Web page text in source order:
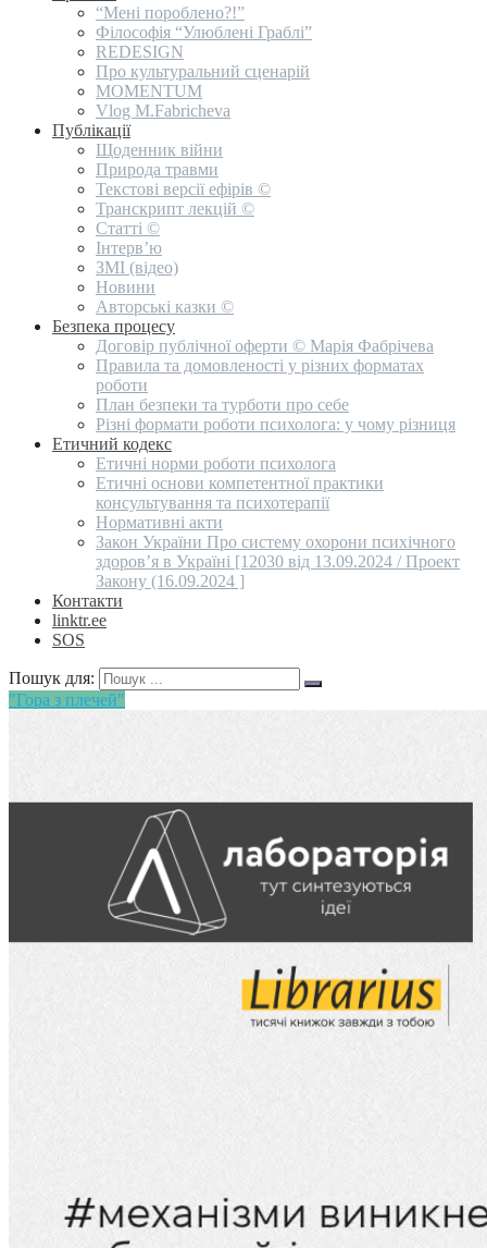
“Мені пороблено?!”
Філософія “Улюблені Граблі”
REDESIGN
Про культуральний сценарій
MOMENTUM
Vlog M.Fabricheva
Публікації
Щоденник війни
Природа травми
Текстові версії ефірів ©
Транскрипт лекцій ©
Статті ©
Інтерв’ю
ЗМІ (відео)
Новини
Авторські казки ©
Безпека процесу
Договір публічної оферти © Марія Фабрічева
Правила та домовленості у різних форматах
роботи
План безпеки та турботи про себе
Різні формати роботи психолога: у чому різниця
Етичний кодекс
Етичні норми роботи психолога
Етичні основи компетентної практики
консультування та психотерапії
Нормативні акти
Закон України Про систему охорони психічного
здоров’я в Україні [12030 від 13.09.2024 / Проект
Закону (16.09.2024 ]
Контакти
linktr.ee
SOS
Пошук для:
"Гора з плечей"